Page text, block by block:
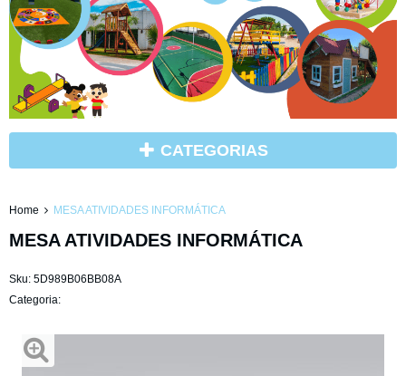
CATEGORIAS
Home MESA ATIVIDADES INFORMÁTICA
MESA ATIVIDADES INFORMÁTICA
Sku: 5D989B06BB08A
Categoria: